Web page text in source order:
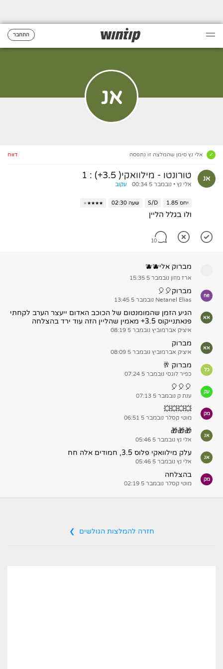
התחבר
אנ
אלי נץ סימן שהמלצה זו נתפסה דווח
אנ טורונטו - מילוואקי( 3.5+) :
1
אלי נץ • נובמבר 5 00:34 עקוב
יחס 1.85 S/D שעה 02:30 ★
★
★
★
★
ולו בגלל הליין
10
מברוק אלי🫐🫐
ארז מזון נובמבר 5 15:35
ne
מברוק🎈🎈
Netanel Elias נובמבר 5 13:45
אא
הגיע הזמן שהמומנטום של הכוכב האדום ייעצר הערב לקחתי
פנאתנייקוס 3.5+ מאמין שהליין הזה עוד ירד בהצלחה
איציק אברמוביץ נובמבר 5 08:19
אא
מברוק
איציק אברמוביץ נובמבר 5 08:09
כל
מברוק 🥂
כפיר לוגסי נובמבר 5 07:24
עק
🎈🎈🎈
ענת ק נובמבר 5 07:13
מק
💥💥💥💥
מוטי קסלר נובמבר 5 06:51
אנ
🎁🎁🎁
אלי נץ נובמבר 5 05:46
אנ
עלק מילוואקי פלוס 3.5, חמודים אלה חח
אלי נץ נובמבר 5 05:46
מק
בהצלחה
מוטי קסלר נובמבר 5 02:19
חזרה להמלצות הגולשים ❯